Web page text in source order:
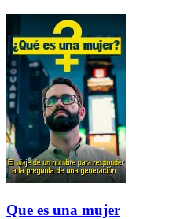
Que es una mujer